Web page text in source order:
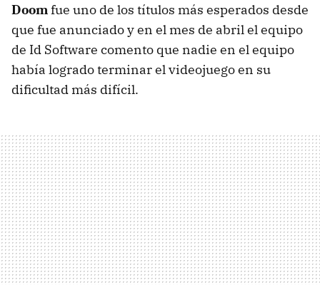
Doomfue uno de los títulos más esperados desde
que fue anunciado y en el mes de abril el equipo
de Id Software comento que nadie en el equipo
había logrado terminar el videojuego en su
dificultad más difícil.